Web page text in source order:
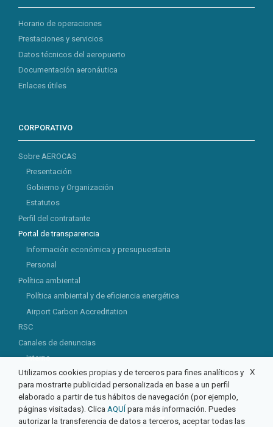
Horario de operaciones
Prestaciones y servicios
Datos técnicos del aeropuerto
Documentación aeronáutica
Enlaces útiles
CORPORATIVO
Sobre AEROCAS
Presentación
Gobierno y Organización
Estatutos
Perfil del contratante
Portal de transparencia
Información económica y presupuestaria
Personal
Política ambiental
Política ambiental y de eficiencia energética
Airport Carbon Accreditation
RSC
Canales de denuncias
Interno
Externo
X
Utilizamos cookies propias y de terceros para fines analíticos y
para mostrarte publicidad personalizada en base a un perfil
elaborado a partir de tus hábitos de navegación (por ejemplo,
páginas visitadas). Clica AQUÍ para más información. Puedes
autorizar la transferencia de datos a terceros, aceptar todas las